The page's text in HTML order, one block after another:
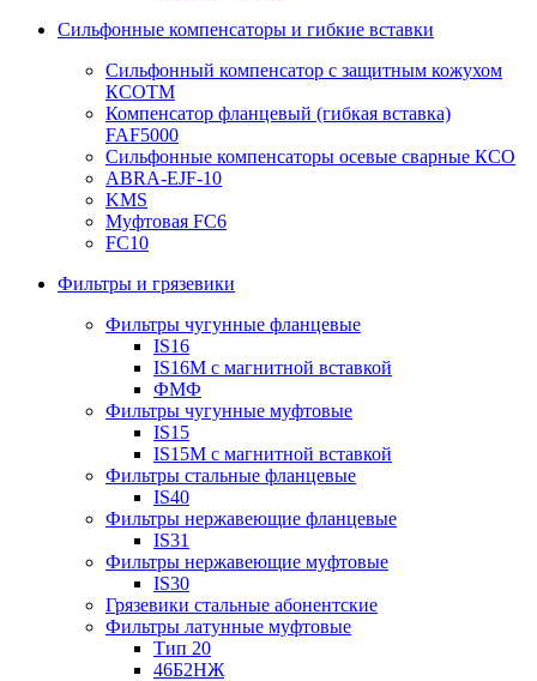
Сильфонные компенсаторы и гибкие вставки
Сильфонный компенсатор с защитным кожухом
КСОТM
Компенсатор фланцевый (гибкая вставка)
FAF5000
Сильфонные компенсаторы осевые сварные КСО
ABRA-EJF-10
KMS
Муфтовая FC6
FC10
Фильтры и грязевики
Фильтры чугунные фланцевые
IS16
IS16M с магнитной вставкой
ФМФ
Фильтры чугунные муфтовые
IS15
IS15M c магнитной вставкой
Фильтры стальные фланцевые
IS40
Фильтры нержавеющие фланцевые
IS31
Фильтры нержавеющие муфтовые
IS30
Грязевики стальные абонентские
Фильтры латунные муфтовые
Тип 20
46Б2НЖ